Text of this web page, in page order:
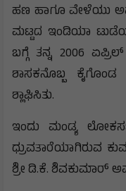
ಹಣ ಹಾಗೂ ವೇಳೆಯು
ಮಟ್ಟದ ಇಂಡಿಯಾ
ಬಗ್ಗೆ ತನ್ನ 2006
ಶಾಸಕನೊಬ್ಬ
ಶ್ಲಾಘಿಸಿತು.
ಇಂದು ಮಂಡ್ಯ
ಧ್ರುವತಾರೆಯಾಗಿರುವ
ಶ್ರೀ ಡಿ.ಕೆ. ಶಿವಕುಮಾರ್